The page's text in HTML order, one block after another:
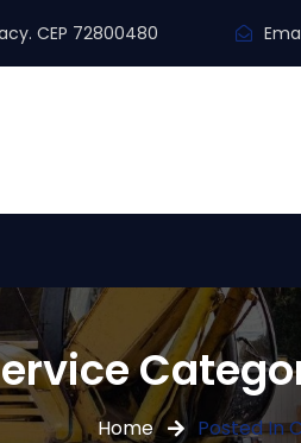
CEP 72800480
Home Posted In